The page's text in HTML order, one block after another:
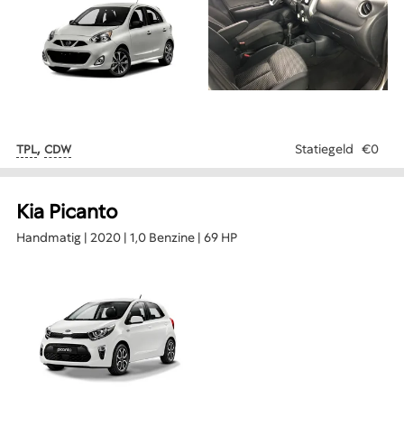
TPL, CDW Statiegeld €0
Kia Picanto
Handmatig | 2020 | 1,0 Benzine | 69 HP